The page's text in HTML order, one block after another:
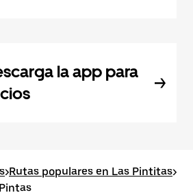
la app para
>Rutas populares en Las Pintitas>